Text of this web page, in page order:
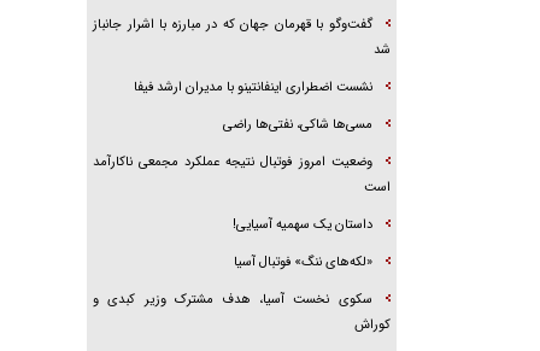
گفت‌وگو با قهرمان جهان که در مبارزه با اشرار جانباز
شد
نشست اضطراری اینفانتینو با مدیران ارشد فیفا
مسی‌ها شاکی، نفتی‌ها راضی
وضعیت امروز فوتبال نتیجه عملکرد مجمعی ناکارآمد
است
داستان یک سهمیه آسیایی!
«لکه‌های ننگ» فوتبال آسیا
سکوی نخست آسیا، هدف مشترک وزیر کبدی و
کوراش